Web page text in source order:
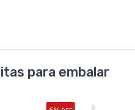
para embalar